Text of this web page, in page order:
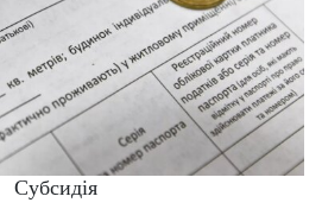
Субсидія